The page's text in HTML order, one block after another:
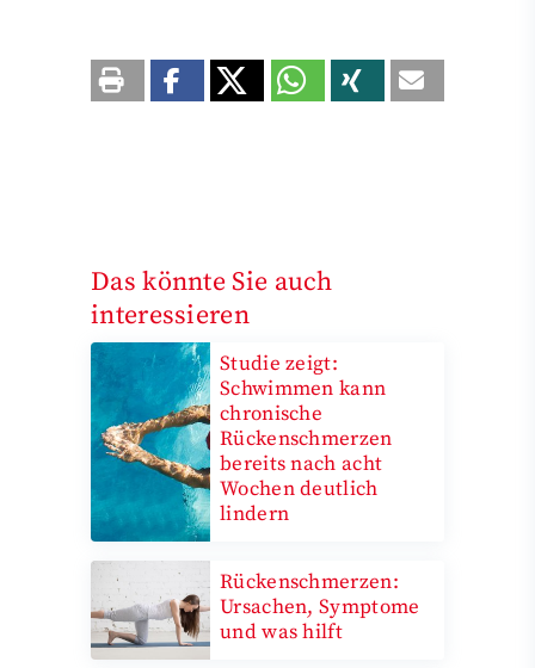
Das könnte Sie auch
interessieren
Studie zeigt:
Schwimmen kann
chronische
Rückenschmerzen
bereits nach acht
Wochen deutlich
lindern
Rückenschmerzen:
Ursachen, Symptome
und was hilft